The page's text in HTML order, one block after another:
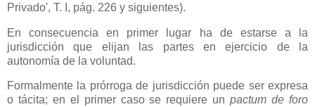
Privado', T. I, pág. 226 y siguientes).
En consecuencia en primer lugar ha de estarse a la
jurisdicción que elijan las partes en ejercicio de la
autonomía de la voluntad.
Formalmente la prórroga de jurisdicción puede ser expresa
o tácita; en el primer caso se requiere unpactum de foro